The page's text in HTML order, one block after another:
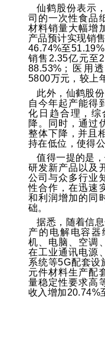
仙鹤股份表示
司的一次性食品
材料销量大幅增
产品预计实现销
46.74%至
销售2.35亿元至
88.53%；医用
5800万元，较上
此外，仙鹤股
自今年起产能得
化日趋合理，
降。同时，通过
整体下降，并且
持在低位，使得
值得一提的是
研发新产品以及
公司与众多行业
性合作，在迅速
和利润增加的同
础。
据悉，随着信
产的电解电容
机、电脑、空调
在工业通讯电源
系统等5G配套设
元件材料生产配
量稳定性要求高
收入增加20.74%